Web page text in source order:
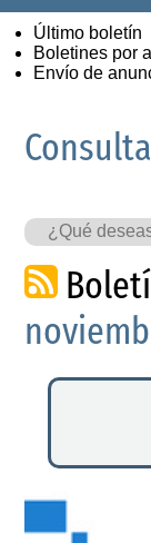
Último boletín
Boletines por
Envío de
Consulta